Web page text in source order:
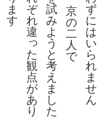
ず
に
は
い
ら
れ
ま
せ
ん
京
の
二
人
で
試
み
よ
う
と
考
え
ま
し
た
ぞ
れ
違
っ
た
観
点
が
あ
り
ま
す